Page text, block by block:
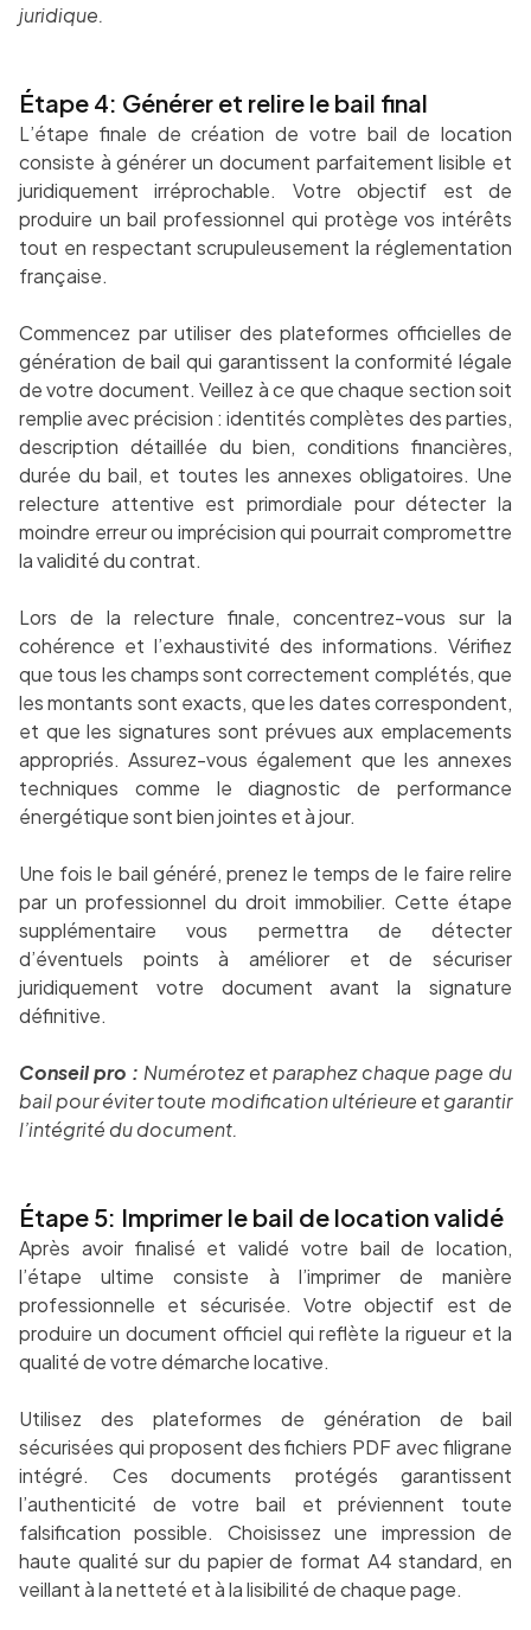
juridique.
Étape 4: Générer et relire le bail final
L’étape finale de création de votre bail de location
consiste à générer un document parfaitement lisible et
juridiquement irréprochable. Votre objectif est de
produire un bail professionnel qui protège vos intérêts
tout en respectant scrupuleusement la réglementation
française.
Commencez par utiliser des plateformes officielles de
génération de bail qui garantissent la conformité légale
de votre document. Veillez à ce que chaque section soit
remplie avec précision : identités complètes des parties,
description détaillée du bien, conditions financières,
durée du bail, et toutes les annexes obligatoires. Une
relecture attentive est primordiale pour détecter la
moindre erreur ou imprécision qui pourrait compromettre
la validité du contrat.
Lors de la relecture finale, concentrez-vous sur la
cohérence et l’exhaustivité des informations. Vérifiez
que tous les champs sont correctement complétés, que
les montants sont exacts, que les dates correspondent,
et que les signatures sont prévues aux emplacements
appropriés. Assurez-vous également que les annexes
techniques comme le diagnostic de performance
énergétique sont bien jointes et à jour.
Une fois le bail généré, prenez le temps de le faire relire
par un professionnel du droit immobilier. Cette étape
supplémentaire vous permettra de détecter
d’éventuels points à améliorer et de sécuriser
juridiquement votre document avant la signature
définitive.
Conseil pro : Numérotez et paraphez chaque page du
bail pour éviter toute modification ultérieure et garantir
l’intégrité du document.
Étape 5: Imprimer le bail de location validé
Après avoir finalisé et validé votre bail de location,
l’étape ultime consiste à l’imprimer de manière
professionnelle et sécurisée. Votre objectif est de
produire un document officiel qui reflète la rigueur et la
qualité de votre démarche locative.
Utilisez des plateformes de génération de bail
sécurisées qui proposent des fichiers PDF avec filigrane
intégré. Ces documents protégés garantissent
l’authenticité de votre bail et préviennent toute
falsification possible. Choisissez une impression de
haute qualité sur du papier de format A4 standard, en
veillant à la netteté et à la lisibilité de chaque page.